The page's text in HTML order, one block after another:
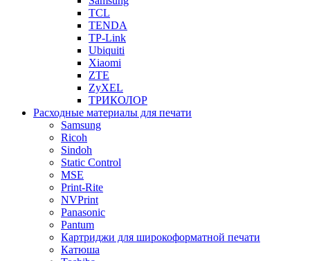
TCL
TENDA
TP-Link
Ubiquiti
Xiaomi
ZTE
ZyXEL
ТРИКОЛОР
Расходные материалы для печати
Samsung
Ricoh
Sindoh
Static Control
MSE
Print-Rite
NVPrint
Panasonic
Pantum
Картриджи для широкоформатной печати
Катюша